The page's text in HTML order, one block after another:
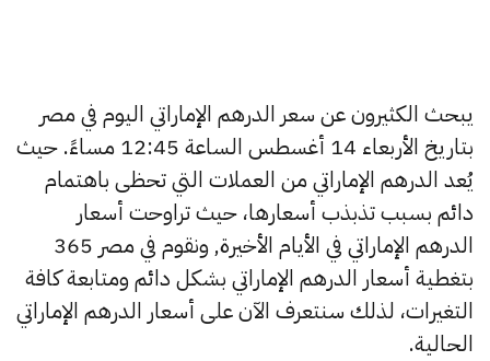
يبحث الكثيرون عن سعر الدرهم الإماراتي اليوم في مصر
بتاريخ الأربعاء 14 أغسطس الساعة 12:45 مساءً. حيث
يُعد الدرهم الإماراتي من العملات التي تحظى باهتمام
دائم بسبب تذبذب أسعارها، حيث تراوحت أسعار
الدرهم الإماراتي في الأيام الأخيرة, ونقوم في مصر 365
بتغطية أسعار الدرهم الإماراتي بشكل دائم ومتابعة كافة
التغيرات، لذلك سنتعرف الآن على أسعار الدرهم الإماراتي
الحالية.